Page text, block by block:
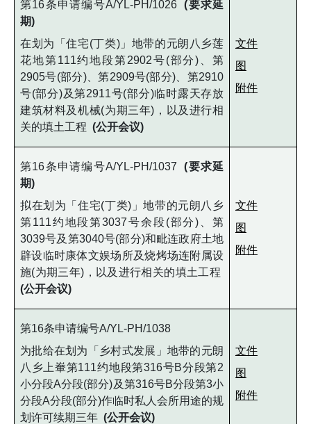
第16条申请编号A/YL-PH/1026 (要求延
期)
在划为「住宅(丁类)」地带的元朗八乡莲
花地第111约地段第2902号(部分)、第
2905号(部分)、第2909号(部分)、第2910
号(部分)及第2911号(部分)临时露天存放
建筑材料及机械(为期三年)，以及进行相
关的填土工程 (公开会议)
文件
图
附件
第16条申请编号A/YL-PH/1037
(要求延
期)
拟在划为「住宅(丁类)」地带的元朗八乡
第111约地段第3037号余段(部分)、第
3039号及第3040号(部分)和毗连政府土地
辟设临时康体文娱场所及烧烤场连附属设
施(为期三年)，以及进行相关的填土工程
(公开会议)
文件
图
附件
第16条申请编号A/YL-PH/1038
为批给在划为「乡村式发展」地带的元朗
八乡上輋第111约地段第316号B分段第2
小分段A分段(部分)及第316号B分段第3小
分段A分段(部分)作临时私人会所用途的规
划许可续期三年 (公开会议)
文件
图
附件